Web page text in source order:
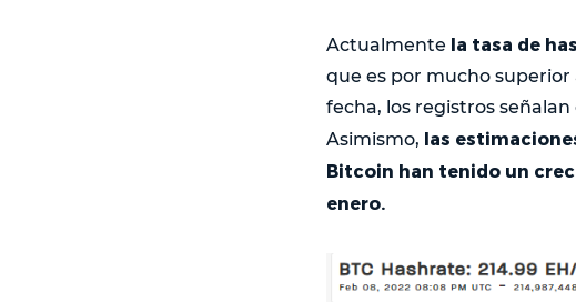
Actualmente la tasa de
que es por mucho superior
fecha, los registros
Asimismo, las
Bitcoin han tenido un
enero.